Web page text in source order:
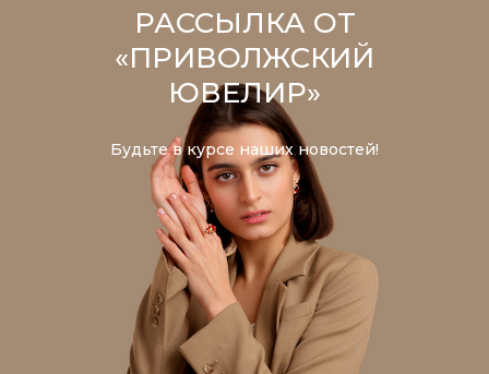
РАССЫЛКА ОТ
«ПРИВОЛЖСКИЙ
ЮВЕЛИР»
Будьте в курсе наших новостей!